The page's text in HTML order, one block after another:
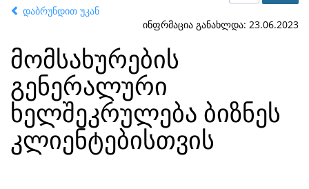
დაბრუნდით უკან
ინფრმაცია განახლდა: 23.06.2023
მომსახურების
გენერალური
ხელშეკრულება ბიზნეს
კლიენტებისთვის